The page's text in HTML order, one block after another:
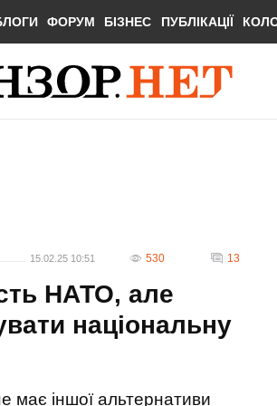
ФОРУМ БІЗНЕС ПУБЛІКАЦІЇ
15.02.25 10:51 530 13
НАТО, але
національну
має іншої альтернативи